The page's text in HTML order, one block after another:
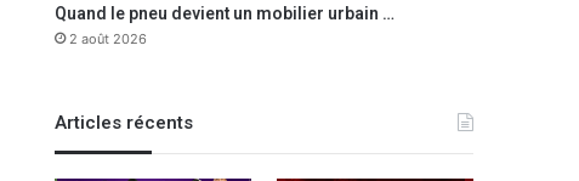
Quand le pneu devient un mobilier urbain …
2 août 2026
Articles récents